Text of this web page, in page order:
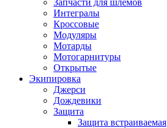
Запчасти для шлемов
Интегралы
Кроссовые
Модуляры
Мотарды
Мотогарнитуры
Открытые
Экипировка
Джерси
Дождевики
Защита
Защита встраиваемая